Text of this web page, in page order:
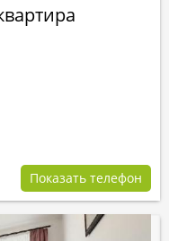
Показать телефон